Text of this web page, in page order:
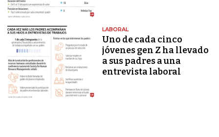
LABORAL
Uno de cada cinco
jóvenes gen Z ha llevado
a sus padres a una
entrevista laboral